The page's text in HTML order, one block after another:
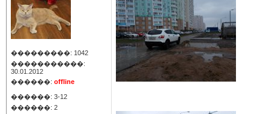
���������: 1042
�����������:
30.01.2012
������: offline
������: 3-12
������: 2